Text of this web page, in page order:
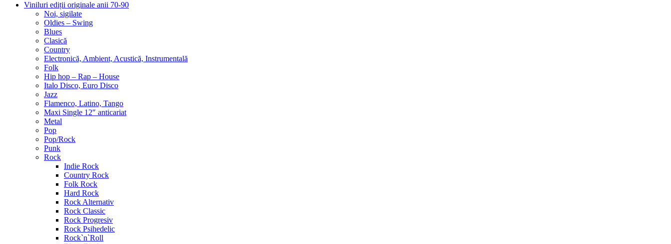
Viniluri ediții originale anii 70-90
Noi, sigilate
Oldies – Swing
Blues
Clasică
Country
Electronică, Ambient, Acustică, Instrumentală
Folk
Hip hop – Rap – House
Italo Disco, Euro Disco
Jazz
Flamenco, Latino, Tango
Maxi Single 12″ anticariat
Metal
Pop
Pop/Rock
Punk
Rock
Indie Rock
Country Rock
Folk Rock
Hard Rock
Rock Alternativ
Rock Classic
Rock Progresiv
Rock Psihedelic
Rock`n`Roll